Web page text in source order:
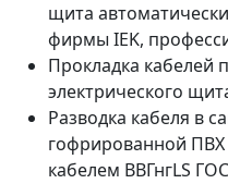
щита
фирмы IEK,
Прокладка кабелей
электрического
Разводка кабеля в
гофрированной ПВХ
кабелем ВВГнгLS